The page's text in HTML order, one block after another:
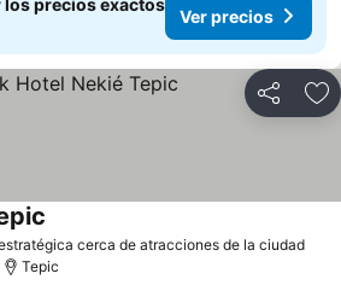
los precios exactos
Ver precios
Compartir
cerca de atracciones de la ciudad
Tepic